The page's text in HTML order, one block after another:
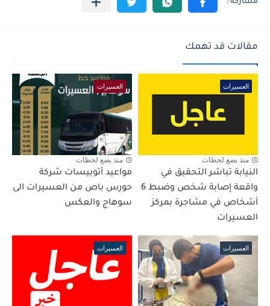
مقالات قد تهمك
العسيرات
منذ بضع لحظات
النيابة تباشر التحقيق في
واقعة إصابة شخص وضبط 6
أشخاص في مشاجرة بمركز
العسيرات
العسيرات
منذ بضع لحظات
مواعيد أتوبيسات شركة
حورس باص من العسيرات الى
سوهاج والعكس
العسيرات العسيرات